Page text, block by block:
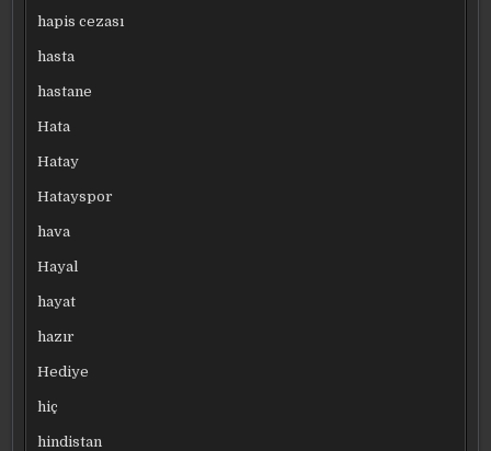
hapis cezası
hasta
hastane
Hata
Hatay
Hatayspor
hava
Hayal
hayat
hazır
Hediye
hiç
hindistan